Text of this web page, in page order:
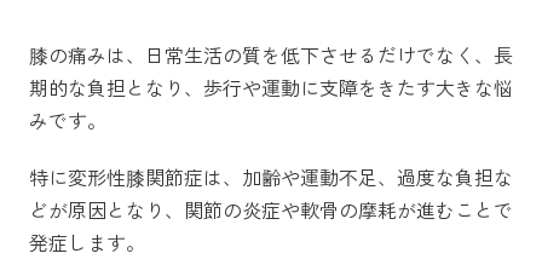
膝の痛みは、日常生活の質を低下させるだけでなく、長
期的な負担となり、歩行や運動に支障をきたす大きな悩
みです。
特に変形性膝関節症は、加齢や運動不足、過度な負担な
どが原因となり、関節の炎症や軟骨の摩耗が進むことで
発症します。